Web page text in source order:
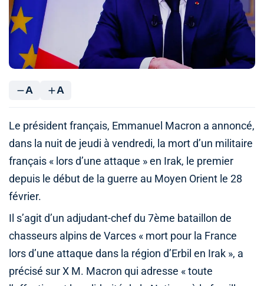
A A
Le président français, Emmanuel Macron a annoncé,
dans la nuit de jeudi à vendredi, la mort d’un militaire
français « lors d’une attaque » en Irak, le premier
depuis le début de la guerre au Moyen Orient le 28
février.
Il s’agit d’un adjudant-chef du 7ème bataillon de
chasseurs alpins de Varces « mort pour la France
lors d’une attaque dans la région d’Erbil en Irak », a
précisé sur X M. Macron qui adresse « toute